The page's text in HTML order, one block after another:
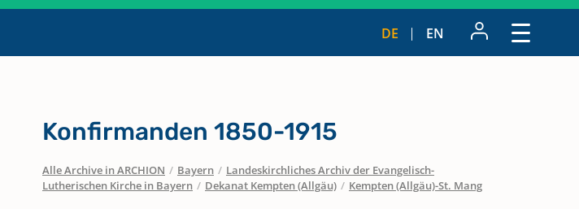
DE EN
Konfirmanden 1850-1915
Alle Archive in ARCHION / Bayern / Landeskirchliches Archiv der Evangelisch-
Lutherischen Kirche in Bayern / Dekanat Kempten (Allgäu) / Kempten (Allgäu)-St. Mang